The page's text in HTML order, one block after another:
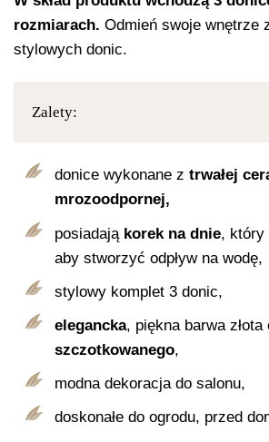
rozmiarach. Odmień swoje wnętrze
stylowych donic.
Zalety:
donice wykonane z trwałej
mrozoodpornej,
posiadają korek na dnie, który
aby stworzyć odpływ na wodę,
stylowy komplet 3 donic,
elegancka, piękna barwa złota
szczotkowanego,
modna dekoracja do salonu,
doskonałe do ogrodu, przed